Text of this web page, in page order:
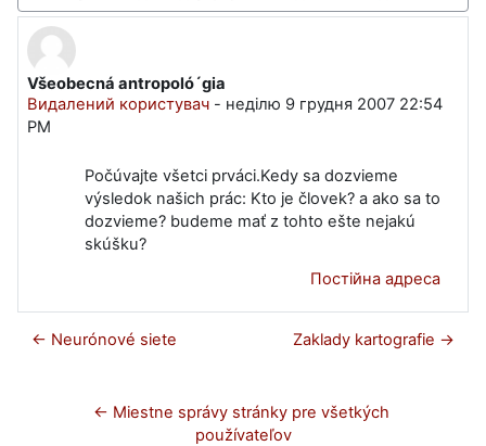
Všeobecná antropoló´gia
Видалений користувач - неділю 9 грудня 2007 22:54
PM
Кількість відповідей: 0
Počúvajte všetci prváci.Kedy sa dozvieme
výsledok našich prác: Kto je človek? a ako sa to
dozvieme? budeme mať z tohto ešte nejakú
skúšku?
Постійна адреса
← Neurónové siete Zaklady kartografie →
← Miestne správy stránky pre všetkých
používateľov